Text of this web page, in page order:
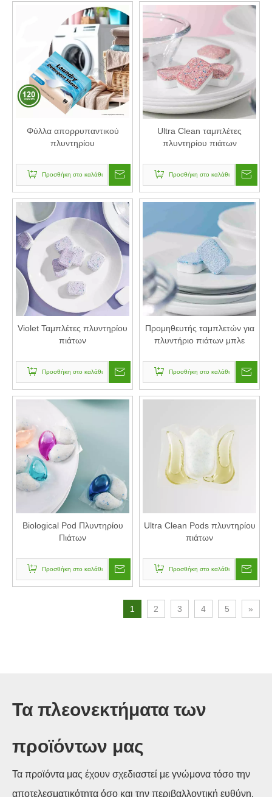
Φύλλα απορρυπαντικού
πλυντηρίου
Προσθήκη στο καλάθι
Ultra Clean ταμπλέτες
πλυντηρίου πιάτων
Προσθήκη στο καλάθι
Violet Ταμπλέτες πλυντηρίου
πιάτων
Προσθήκη στο καλάθι
Προμηθευτής ταμπλετών για
πλυντήριο πιάτων μπλε
Προσθήκη στο καλάθι
Biological Pod Πλυντηρίου
Πιάτων
Προσθήκη στο καλάθι
Ultra Clean Pods πλυντηρίου
πιάτων
Προσθήκη στο καλάθι
1 2 3 4 5 »
Τα πλεονεκτήματα των
προϊόντων μας
Τα προϊόντα μας έχουν σχεδιαστεί με γνώμονα τόσο την
αποτελεσματικότητα όσο και την περιβαλλοντική ευθύνη.